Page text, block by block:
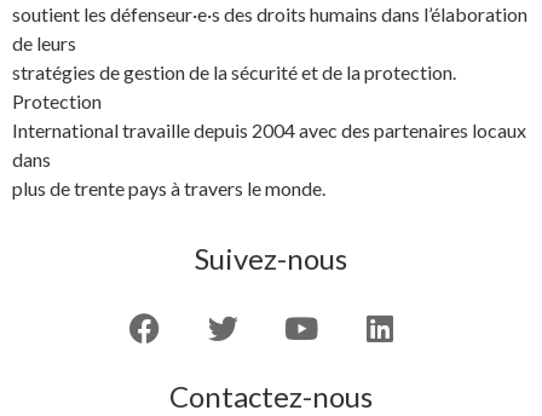
soutient les défenseur·e·s des droits humains dans l’élaboration
de leurs
stratégies de gestion de la sécurité et de la protection.
Protection
International travaille depuis 2004 avec des partenaires locaux
dans
plus de trente pays à travers le monde.
Suivez-nous
Contactez-nous